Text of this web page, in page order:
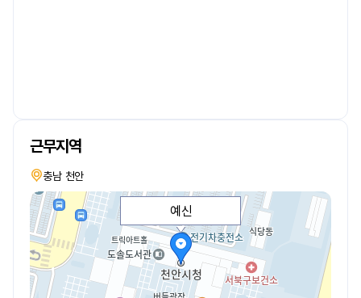
근무지역
충남 천안
예신